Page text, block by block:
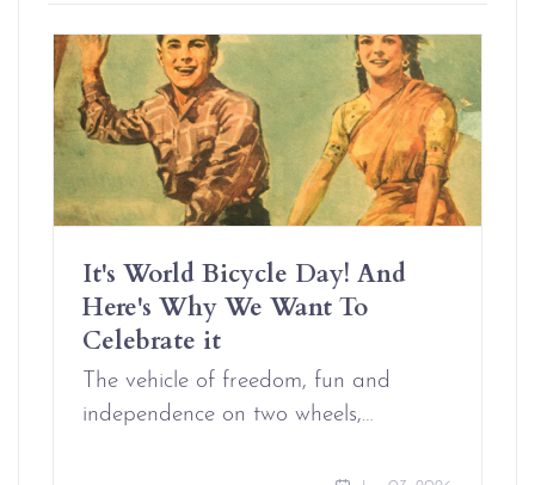
It's World Bicycle Day! And
Here's Why We Want To
Celebrate it
The vehicle of freedom, fun and
independence on two wheels,…